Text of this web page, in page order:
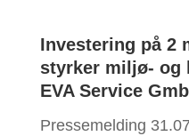
Investering på 2
styrker miljø- og
EVA Service
Pressemelding